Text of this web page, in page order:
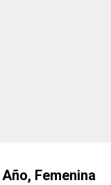
Femenina